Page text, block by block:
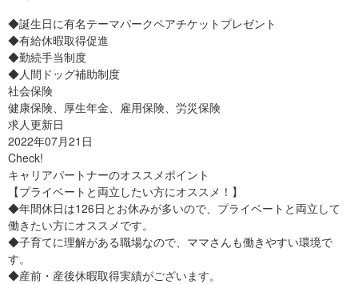
◆誕生日に有名テーマパークペアチケットプレゼント
◆有給休暇取得促進
◆勤続手当制度
◆人間ドッグ補助制度
社会保険
健康保険、厚生年金、雇用保険、労災保険
求人更新日
2022年07月21日
Check!
キャリアパートナーのオススメポイント
【プライベートと両立したい方にオススメ！】
◆年間休日は126日とお休みが多いので、プライベートと両立して
働きたい方にオススメです。
◆子育てに理解がある職場なので、ママさんも働きやすい環境で
す。
◆産前・産後休暇取得実績がございます。